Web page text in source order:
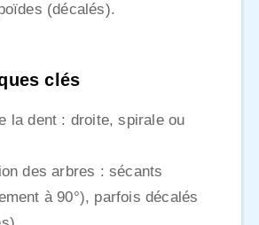
(décalés).
clés
la dent : droite, spirale ou
des arbres : sécants
à 90°), parfois décalés